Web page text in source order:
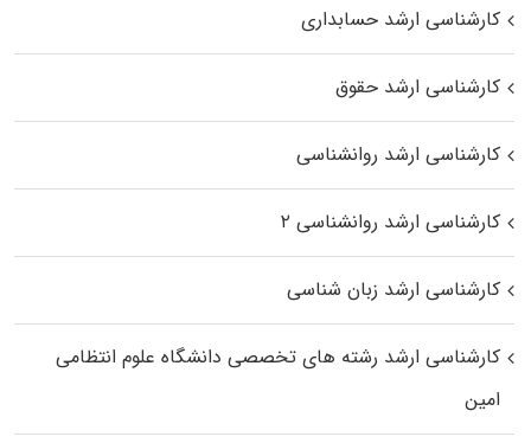
کارشناسی ارشد حسابداری
کارشناسی ارشد حقوق
کارشناسی ارشد روانشناسی
کارشناسی ارشد روانشناسی ۲
کارشناسی ارشد زبان شناسی
کارشناسی ارشد رﺷﺘﻪ ﻫﺎی تخصصی داﻧﺸﮕﺎه ﻋﻠﻮم انتظامی
اﻣﻴﻦ